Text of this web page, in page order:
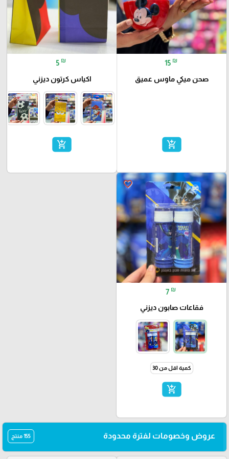
15 ₪
صحن ميكي ماوس عميق
add_shopping_cart
5 ₪
اكياس كرتون ديزني
add_shopping_cart
favorite_border
7 ₪
فقاعات صابون ديزني
كمية اقل من 30
add_shopping_cart
عروض وخصومات لفترة محدودة 155 منتج